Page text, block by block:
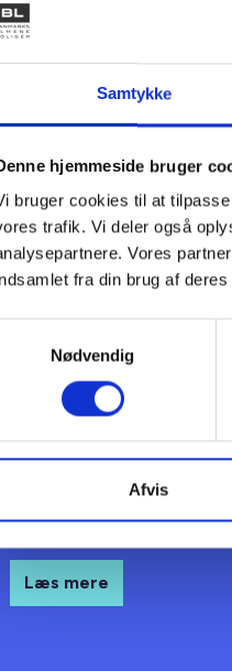
Samtykke
hjemmeside bruger
bruger cookies til at
trafik. Vi deler også
Vores
fra din brug af deres
Nødvendig
Afvis
Nærhed i
Når sundhedstilbud er tæt
sammenhængende forløb.
arbejder for bedre lokal
partnerskabet Fælles om
Læs mere